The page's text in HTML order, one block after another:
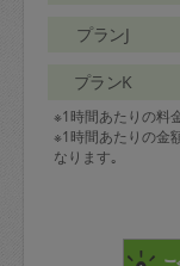
プランJ
プランK
※1時間あたりの料
※1時間あたりの金
なります｡